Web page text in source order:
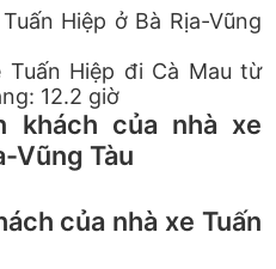
Hiệp ở Bà Rịa-Vũng
Hiệp đi Cà Mau từ
12.2 giờ
khách của nhà xe
Vũng Tàu
của nhà xe Tuấn